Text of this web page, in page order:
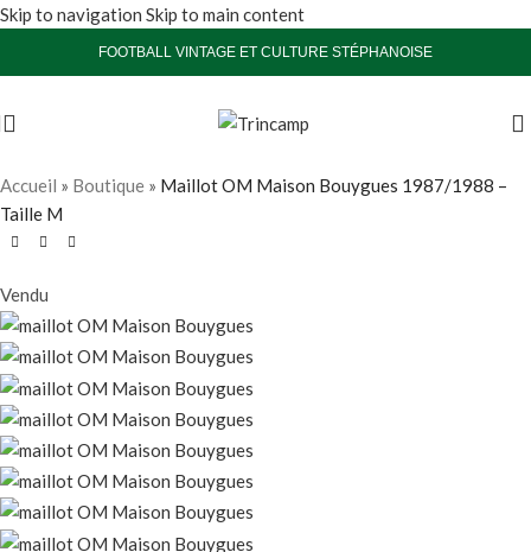
Skip to navigation Skip to main content
FOOTBALL VINTAGE ET CULTURE STÉPHANOISE
Accueil » Boutique » Maillot OM Maison Bouygues 1987/1988 –
Taille M
Vendu